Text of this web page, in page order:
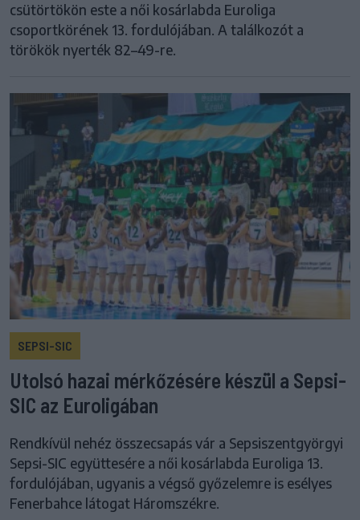
csütörtökön este a női kosárlabda Euroliga
csoportkörének 13. fordulójában. A találkozót a
törökök nyerték 82–49-re.
SEPSI-SIC
Utolsó hazai mérkőzésére készül a Sepsi-
SIC az Euroligában
Rendkívül nehéz összecsapás vár a Sepsiszentgyörgyi
Sepsi-SIC együttesére a női kosárlabda Euroliga 13.
fordulójában, ugyanis a végső győzelemre is esélyes
Fenerbahce látogat Háromszékre.